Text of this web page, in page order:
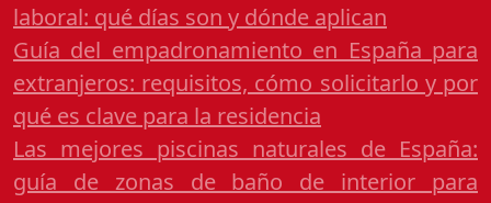
laboral: qué días son y dónde aplican
Guía del empadronamiento en España para
extranjeros: requisitos, cómo solicitarlo y por
qué es clave para la residencia
Las mejores piscinas naturales de España:
guía de zonas de baño de interior para